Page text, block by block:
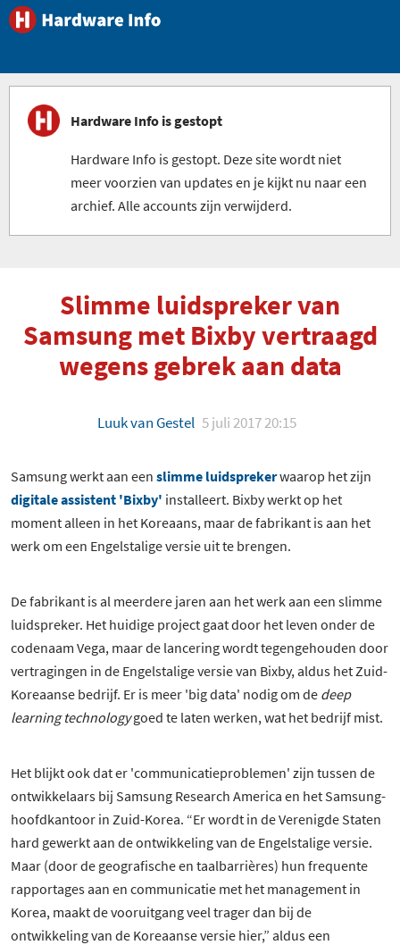
Hardware Info is gestopt
Hardware Info is gestopt. Deze site wordt niet
meer voorzien van updates en je kijkt nu naar een
archief. Alle accounts zijn verwijderd.
Slimme luidspreker van
Samsung met Bixby vertraagd
wegens gebrek aan data
Luuk van Gestel 5 juli 2017 20:15
Samsung werkt aan een slimme luidsprekerwaarop het zijn
digitale assistent 'Bixby' installeert. Bixby werkt op het
moment alleen in het Koreaans, maar de fabrikant is aan het
werk om een Engelstalige versie uit te brengen.
De fabrikant is al meerdere jaren aan het werk aan een slimme
luidspreker. Het huidige project gaat door het leven onder de
codenaam Vega, maar de lancering wordt tegengehouden door
vertragingen in de Engelstalige versie van Bixby, aldus het Zuid-
Koreaanse bedrijf. Er is meer 'big data' nodig om de deep
learning technologygoed te laten werken, wat het bedrijf mist.
Het blijkt ook dat er 'communicatieproblemen' zijn tussen de
ontwikkelaars bij Samsung Research America en het Samsung-
hoofdkantoor in Zuid-Korea. “Er wordt in de Verenigde Staten
hard gewerkt aan de ontwikkeling van de Engelstalige versie.
Maar (door de geografische en taalbarrières) hun frequente
rapportages aan en communicatie met het management in
Korea, maakt de vooruitgang veel trager dan bij de
ontwikkeling van de Koreaanse versie hier,” aldus een